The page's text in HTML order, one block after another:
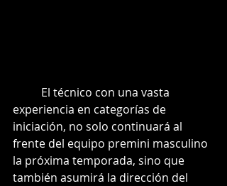
experiencia en categorías de
iniciación, no solo continuará al
frente del equipo premini masculino
la próxima temporada, sino que
también asumirá la dirección del